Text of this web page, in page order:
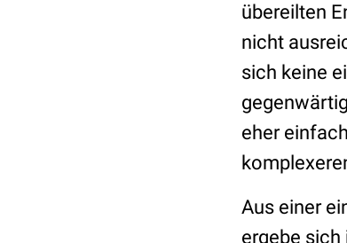
übereilten
nicht
sich keine
eher
Aus einer
ergebe